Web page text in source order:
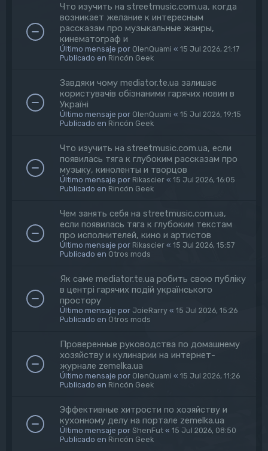
Что изучить на streetmusic.com.ua, когда
возникает желание к интересным
рассказам про музыкальные жанры,
кинематограф и
Último mensaje por OlenQuami « 15 Jul 2026, 21:17
Publicado en Rincón Geek
Завдяки чому mediator.te.ua залишає
користувачів обізнаними гарячих новин в
Україні
Último mensaje por OlenQuami « 15 Jul 2026, 19:15
Publicado en Rincón Geek
Что изучить на streetmusic.com.ua, если
появилась тяга к глубоким рассказам про
музыку, киноленты и творцов
Último mensaje por Rikascier « 15 Jul 2026, 16:05
Publicado en Rincón Geek
Чем занять себя на streetmusic.com.ua,
если появилась тяга к глубоким текстам
про исполнителей, кино и артистов
Último mensaje por Rikascier « 15 Jul 2026, 15:57
Publicado en Otros mods
Як саме mediator.te.ua робить свою публіку
в центрі гарячих подій українського
простору
Último mensaje por JoieRarry « 15 Jul 2026, 15:26
Publicado en Otros mods
Проверенные руководства по домашнему
хозяйству и кулинарии на интернет-
журнале zemelka.ua
Último mensaje por OlenQuami « 15 Jul 2026, 11:26
Publicado en Rincón Geek
Эффективные хитрости по хозяйству и
кухонному делу на портале zemelka.ua
Último mensaje por ShenFut « 15 Jul 2026, 08:50
Publicado en Rincón Geek